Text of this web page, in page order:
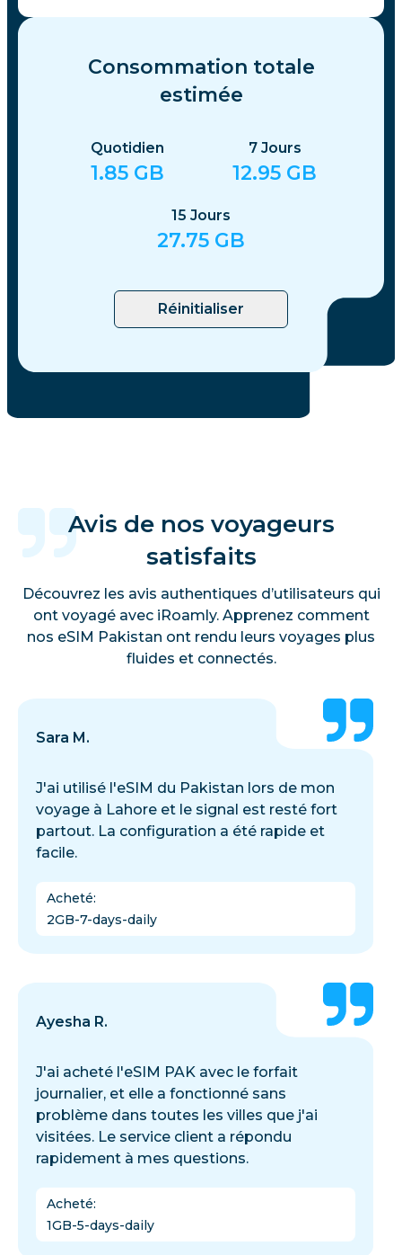
Consommation totale
estimée
Quotidien
1.85 GB
7 Jours
12.95 GB
15 Jours
27.75 GB
Réinitialiser
Avis de nos voyageurs
satisfaits
Découvrez les avis authentiques d’utilisateurs qui
ont voyagé avec iRoamly. Apprenez comment
nos eSIM Pakistan ont rendu leurs voyages plus
fluides et connectés.
Sara M.
J'ai utilisé l'eSIM du Pakistan lors de mon
voyage à Lahore et le signal est resté fort
partout. La configuration a été rapide et
facile.
Acheté:
2GB-7-days-daily
Ayesha R.
J'ai acheté l'eSIM PAK avec le forfait
journalier, et elle a fonctionné sans
problème dans toutes les villes que j'ai
visitées. Le service client a répondu
rapidement à mes questions.
Acheté:
1GB-5-days-daily